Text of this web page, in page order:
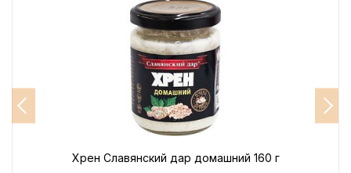
Хрен Славянский дар домашний 160 г